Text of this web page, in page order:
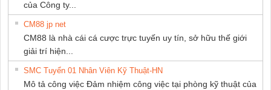
của Công ty...
CM88 jp net
CM88 là nhà cái cá cược trực tuyến uy tín, sở hữu thế giới
giải trí hiện...
SMC Tuyển 01 Nhân Viên Kỹ Thuật-HN
Mô tả công việc Đảm nhiệm công việc tại phòng kỹ thuật của